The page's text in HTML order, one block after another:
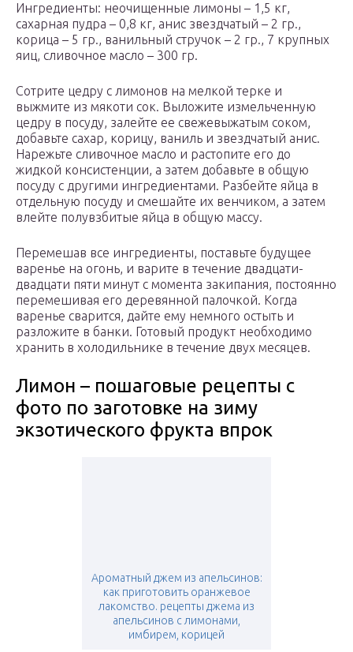
Ингредиенты: неочищенные лимоны – 1,5 кг,
сахарная пудра – 0,8 кг, анис звездчатый – 2 гр.,
корица – 5 гр., ванильный стручок – 2 гр., 7 крупных
яиц, сливочное масло – 300 гр.
Сотрите цедру с лимонов на мелкой терке и
выжмите из мякоти сок. Выложите измельченную
цедру в посуду, залейте ее свежевыжатым соком,
добавьте сахар, корицу, ваниль и звездчатый анис.
Нарежьте сливочное масло и растопите его до
жидкой консистенции, а затем добавьте в общую
посуду с другими ингредиентами. Разбейте яйца в
отдельную посуду и смешайте их венчиком, а затем
влейте полувзбитые яйца в общую массу.
Перемешав все ингредиенты, поставьте будущее
варенье на огонь, и варите в течение двадцати-
двадцати пяти минут с момента закипания, постоянно
перемешивая его деревянной палочкой. Когда
варенье сварится, дайте ему немного остыть и
разложите в банки. Готовый продукт необходимо
хранить в холодильнике в течение двух месяцев.
Лимон – пошаговые рецепты с
фото по заготовке на зиму
экзотического фрукта впрок
Ароматный джем из апельсинов:
как приготовить оранжевое
лакомство. рецепты джема из
апельсинов с лимонами,
имбирем, корицей